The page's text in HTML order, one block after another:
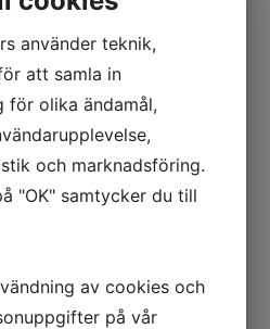
använder teknik,
att samla in
för olika ändamål,
och marknadsföring.
"OK" samtycker du till
av cookies och
på vår